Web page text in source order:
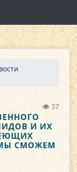
37
И ИХ
СМОЖЕМ